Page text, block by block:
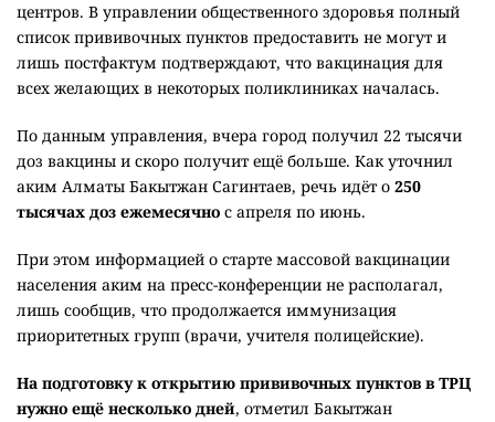
центров. В управлении общественного здоровья полный
список прививочных пунктов предоставить не могут и
лишь постфактум подтверждают, что вакцинация для
всех желающих в некоторых поликлиниках началась.
По данным управления, вчера город получил 22 тысячи
доз вакцины и скоро получит ещё больше. Как уточнил
аким Алматы Бакытжан Сагинтаев, речь идёт о 250
тысячах доз ежемесячно с апреля по июнь.
При этом информацией о старте массовой вакцинации
населения аким на пресс-конференции не располагал,
лишь сообщив, что продолжается иммунизация
приоритетных групп (врачи, учителя полицейские).
На подготовку к открытию прививочных пунктов в ТРЦ
нужно ещё несколько дней, отметил Бакытжан